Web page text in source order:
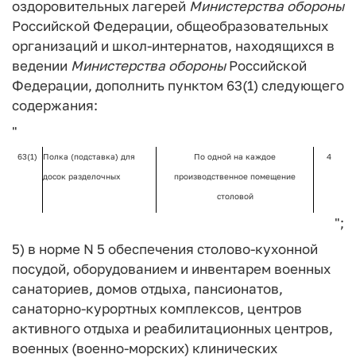
оздоровительных лагерей Министерства обороны
Российской Федерации, общеобразовательных
организаций и школ-интернатов, находящихся в
ведении Министерства обороныРоссийской
Федерации, дополнить пунктом 63(1) следующего
содержания:
"
63(1) Полка (подставка) для
досок разделочных
По одной на каждое
производственное помещение
столовой
4
";
5) в норме N 5 обеспечения столово-кухонной
посудой, оборудованием и инвентарем военных
санаториев, домов отдыха, пансионатов,
санаторно-курортных комплексов, центров
активного отдыха и реабилитационных центров,
военных (военно-морских) клинических